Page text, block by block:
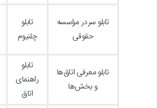
تابلو سردر مؤسسه
حقوقی
تابلو
چلنیوم
تابلو معرفی اتاق‌ها
و بخش‌ها
تابلو
راهنمای
اتاق